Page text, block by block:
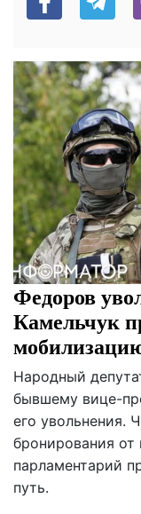
Федоров
Камельчук
Народный
бывшему вице-
его увольнения.
бронирования
парламентарий
путь.